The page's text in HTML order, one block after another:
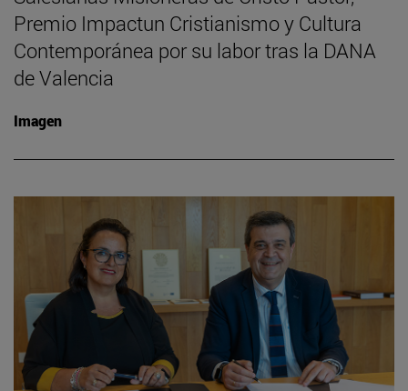
Premio Impactun Cristianismo y Cultura
Contemporánea por su labor tras la DANA
de Valencia
Imagen